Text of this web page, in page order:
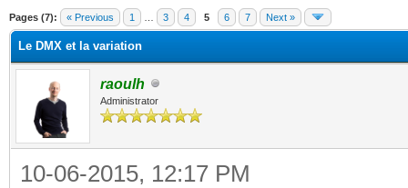
Pages (7): « Previous 1 3 4 5 6 7 Next »
Le DMX et la variation
raoulh
Administrator
10-06-2015, 12:17 PM